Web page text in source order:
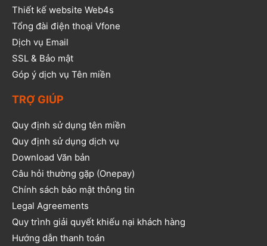
Thiết kế website Web4s
Tổng đài điện thoại Vfone
Dịch vụ Email
SSL & Bảo mật
Góp ý dịch vụ Tên miền
TRỢ GIÚP
Quy định sử dụng tên miền
Quy định sử dụng dịch vụ
Download Văn bản
Câu hỏi thường gặp (Onepay)
Chính sách bảo mật thông tin
Legal Agreements
Quy trình giải quyết khiếu nại khách hàng
Hướng dẫn thanh toán